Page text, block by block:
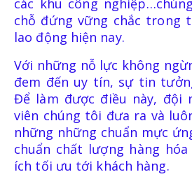
các khu công
chỗ đứng vững chắc trong
lao động hiện nay.
Với những nỗ lực không
đem đến uy tín, sự tin
Để làm được điều này, đội
viên chúng tôi đưa ra và
những những chuẩn mực
chuẩn chất lượng hàng
ích tối ưu tới khách hàng.